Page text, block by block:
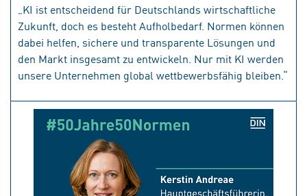
„KI ist entscheidend für Deutschlands wirtschaftliche
Zukunft, doch es besteht Aufholbedarf. Normen können
dabei helfen, sichere und transparente Lösungen und
den Markt insgesamt zu entwickeln. Nur mit KI werden
unsere Unternehmen global wettbewerbsfähig bleiben.“